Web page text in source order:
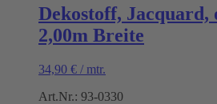
Dekostoff, Jacquard,
2,00m Breite
34,90 € / mtr.
Art.Nr.: 93-0330